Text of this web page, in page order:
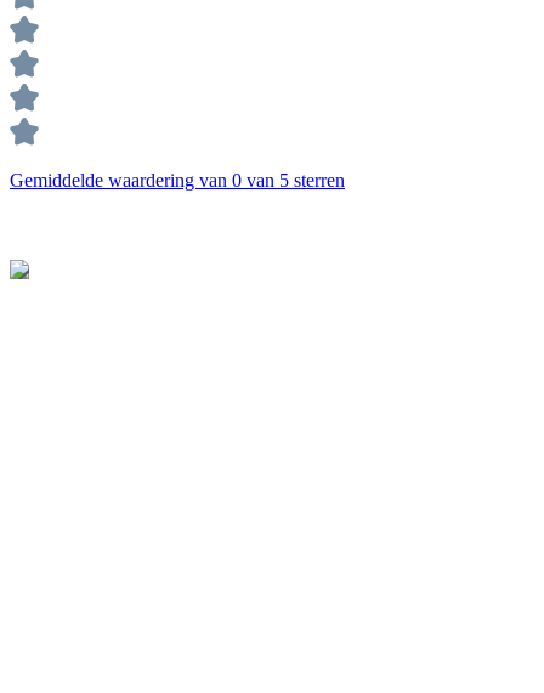
Gemiddelde waardering van 0 van 5 sterren